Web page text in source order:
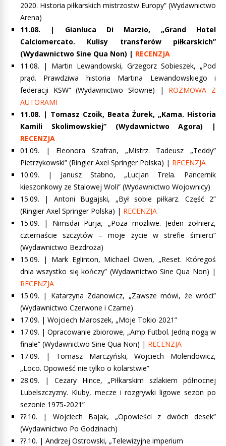
2020. Historia piłkarskich mistrzostw Europy” (Wydawnictwo
Arena)
11.08. | Gianluca Di Marzio, „Grand Hotel
Calciomercato. Kulisy transferów piłkarskich”
(Wydawnictwo Sine Qua Non) | RECENZJA
11.08. | Martin Lewandowski, Grzegorz Sobieszek, „Pod
prąd. Prawdziwa historia Martina Lewandowskiego i
federacji KSW” (Wydawnictwo Słowne) | ROZMOWA Z
AUTORAMI
11.08. | Tomasz Czoik, Beata Żurek, „Kama. Historia
Kamili Skolimowskiej”(Wydawnictwo Agora) |
RECENZJA
01.09. | Eleonora Szafran, „Mistrz. Tadeusz „Teddy”
Pietrzykowski” (Ringier Axel Springer Polska) | RECENZJA
10.09. | Janusz Stabno, „Lucjan Trela. Pancernik
kieszonkowy ze Stalowej Woli” (Wydawnictwo Wojownicy)
15.09. | Antoni Bugajski, „Był sobie piłkarz. Część 2”
(Ringier Axel Springer Polska) | RECENZJA
15.09. | Nimsdai Purja, „Poza możliwe. Jeden żołnierz,
czternaście szczytów – moje życie w strefie śmierci”
(Wydawnictwo Bezdroża)
15.09. | Mark Eglinton, Michael Owen, „Reset. Któregoś
dnia wszystko się kończy” (Wydawnictwo Sine Qua Non) |
RECENZJA
15.09. | Katarzyna Zdanowicz, „Zawsze mówi, że wróci”
(Wydawnictwo Czerwone i Czarne)
17.09. | Wojciech Maroszek, „Moje Tokio 2021”
17.09. | Opracowanie zbiorowe, „Amp Futbol. Jedną nogą w
finale” (Wydawnictwo Sine Qua Non) | RECENZJA
17.09. | Tomasz Marczyński, Wojciech Molendowicz,
„Loco. Opowieść nie tylko o kolarstwie”
28.09. | Cezary Hince, „Piłkarskim szlakiem północnej
Lubelszczyzny. Kluby, mecze i rozgrywki ligowe sezon po
sezonie 1975-2021”
??.10. | Wojciech Bajak, „Opowieści z dwóch desek”
(Wydawnictwo Po Godzinach)
??.10. | Andrzej Ostrowski, „Telewizyjne imperium